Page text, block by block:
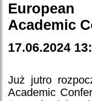
European
Academic
17.06.2024
Już jutro
Academic